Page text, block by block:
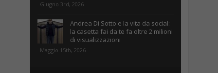
Giugno 3rd, 2026
Andrea Di Sotto e la vita da social:
la casetta fai da te fa oltre 2 milioni
di visualizzazioni
Maggio 15th, 2026